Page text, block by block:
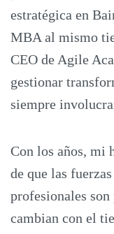
estratégica en
MBA al mismo
CEO de Agile
gestionar
siempre
Con los años, mi
de que las
profesionales
cambian con el